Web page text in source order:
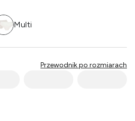
Multi
Przewodnik po rozmiarach